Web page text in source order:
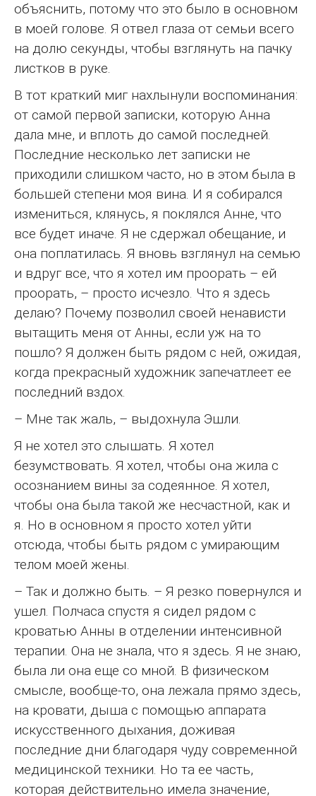
объяснить, потому что это было в основном
в моей голове. Я отвел глаза от семьи всего
на долю секунды, чтобы взглянуть на пачку
листков в руке.
В тот краткий миг нахлынули воспоминания:
от самой первой записки, которую Анна
дала мне, и вплоть до самой последней.
Последние несколько лет записки не
приходили слишком часто, но в этом была в
большей степени моя вина. И я собирался
измениться, клянусь, я поклялся Анне, что
все будет иначе. Я не сдержал обещание, и
она поплатилась. Я вновь взглянул на семью
и вдруг все, что я хотел им проорать – ей
проорать, – просто исчезло. Что я здесь
делаю? Почему позволил своей ненависти
вытащить меня от Анны, если уж на то
пошло? Я должен быть рядом с ней, ожидая,
когда прекрасный художник запечатлеет ее
последний вздох.
– Мне так жаль, – выдохнула Эшли.
Я не хотел это слышать. Я хотел
безумствовать. Я хотел, чтобы она жила с
осознанием вины за содеянное. Я хотел,
чтобы она была такой же несчастной, как и
я. Но в основном я просто хотел уйти
отсюда, чтобы быть рядом с умирающим
телом моей жены.
– Так и должно быть. – Я резко повернулся и
ушел. Полчаса спустя я сидел рядом с
кроватью Анны в отделении интенсивной
терапии. Она не знала, что я здесь. Я не знаю,
была ли она еще со мной. В физическом
смысле, вообще-то, она лежала прямо здесь,
на кровати, дыша с помощью аппарата
искусственного дыхания, доживая
последние дни благодаря чуду современной
медицинской техники. Но та ее часть,
которая действительно имела значение,